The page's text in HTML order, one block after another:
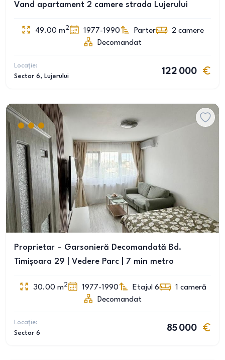
Vand apartament 2 camere strada Lujerului
49.00 m2 1977-1990 Parter 2 camere
Decomandat
Locație:
Sector 6, Lujerului
122 000
Proprietar – Garsonieră Decomandată Bd.
Timișoara 29 | Vedere Parc | 7 min metro
30.00 m2 1977-1990 Etajul 6 1 cameră
Decomandat
Locație:
Sector 6
85 000